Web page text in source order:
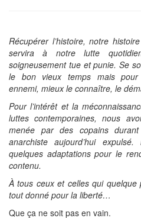
Récupérer l’histoire, notre
servira à notre lutte
soigneusement tue et punie. Se
le bon vieux temps mais pour
ennemi, mieux le connaître, le
Pour l’intérêt et la
luttes contemporaines, nous
menée par des copains
anarchiste aujourd’hui
quelques adaptations pour le
contenu.
À tous ceux et celles qui
tout donné pour la liberté…
Que ça ne soit pas en vain.